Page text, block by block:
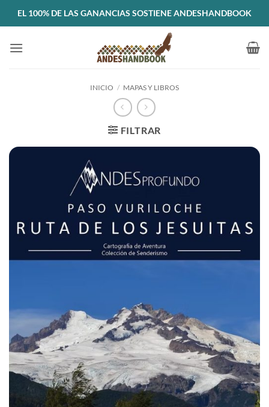
EL 100% DE LAS GANANCIAS SOSTIENE ANDESHANDBOOK
INICIO / MAPAS Y LIBROS
FILTRAR